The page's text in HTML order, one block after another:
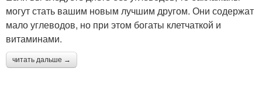
могут стать вашим новым лучшим другом. Они содержат
мало углеводов, но при этом богаты клетчаткой и
витаминами.
читать дальше →